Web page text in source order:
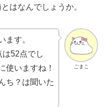
はなんでしょうか。
ごまこ
ます。
は52点でし
使いますね！
ち？は聞いた